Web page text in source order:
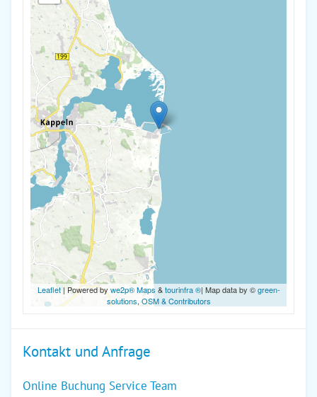
Leaflet| Powered by we2p® Maps &tourinfra ®| Map data by ©green-
solutions, OSM & Contributors
Kontakt und Anfrage
Online Buchung Service Team